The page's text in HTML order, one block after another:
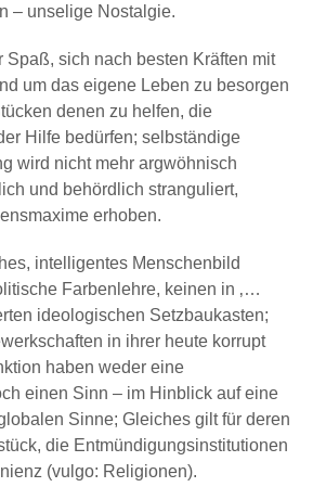
– unselige Nostalgie.
Spaß, sich nach besten Kräften mit
um das eigene Leben zu besorgen
denen zu helfen, die
Hilfe bedürfen; selbständige
wird nicht mehr argwöhnisch
und behördlich stranguliert,
erhoben.
intelligentes Menschenbild
Farbenlehre, keinen in ‚…
ideologischen Setzbaukasten;
in ihrer heute korrupt
haben weder eine
einen Sinn – im Hinblick auf eine
Sinne; Gleiches gilt für deren
die Entmündigungsinstitutionen
(vulgo: Religionen).